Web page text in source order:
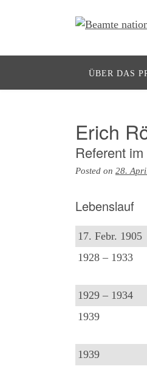
ÜBER DAS
Erich
Referent
Posted on 28.
Lebenslauf
17. Febr. 1905
1928 – 1933
1929 – 1934
1939
1939